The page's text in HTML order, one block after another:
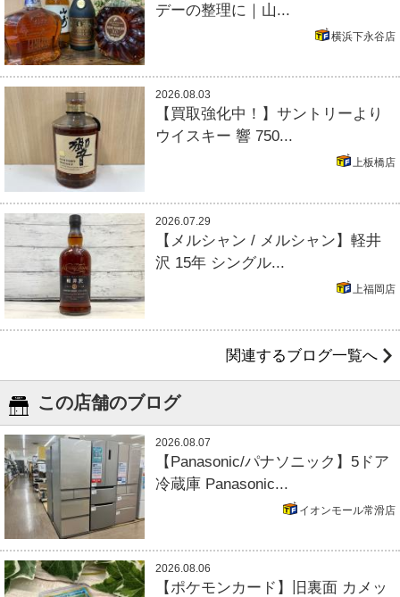
デーの整理に｜山...
横浜下永谷店
2026.08.03
【買取強化中！】サントリーより
ウイスキー 響 750...
上板橋店
2026.07.29
【メルシャン / メルシャン】軽井
沢 15年 シングル...
上福岡店
関連するブログ一覧へ
この店舗のブログ
2026.08.07
【Panasonic/パナソニック】5ドア
冷蔵庫 Panasonic...
イオンモール常滑店
2026.08.06
【ポケモンカード】旧裏面 カメッ